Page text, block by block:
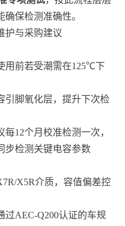
保检测准确性。
与采购建议
用前若受潮需在125℃下
引脚氧化层，提升下次检
12个月校准检测一次，
步检测关键电容参数
X5R介质，容值偏差控
过AEC-Q200认证的车规